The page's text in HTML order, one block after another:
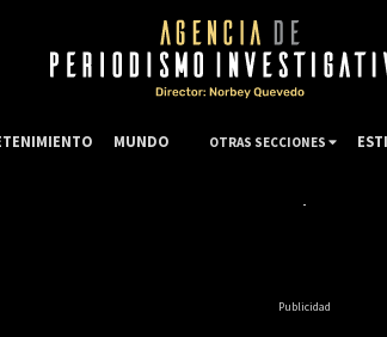
Publicidad
MUNDO OTRAS SECCIONES